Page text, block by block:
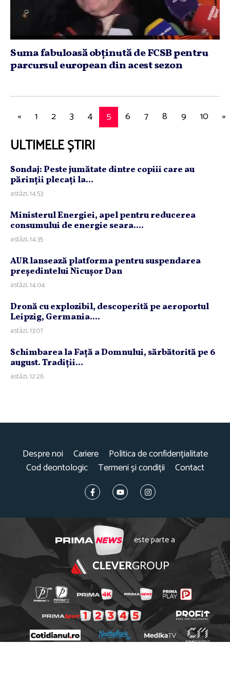
Suma fabuloasă obţinută de FCSB pentru
parcursul european din acest sezon
« 1 2 3 4 5 6 7 8 9 10 »
ULTIMELE ȘTIRI
Sondaj: Peste jumătate dintre copiii care au
părinţii plecaţi la...
astăzi, 14:53
Ministerul Energiei, apel pentru reducerea
consumului de energie seara....
astăzi, 14:35
AUR lansează platforma pentru suspendarea
preşedintelui Nicuşor Dan
astăzi, 14:04
Dronă cu explozibil, descoperită pe aeroportul
Leipzig, Germania....
astăzi, 13:07
Schimbarea la Faţă a Domnului, sărbătorită pe 6
august. Tradiţii...
astăzi, 12:26
Despre noi Cariere
Politica de confidențialitate
Cod deontologic
Termeni și condiții Contact
este parte a